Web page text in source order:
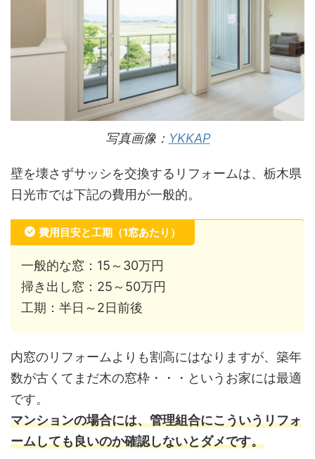
写真画像： YKKAP
壁を壊さずサッシを交換するリフォームは、栃木県
日光市では下記の費用が一般的。
費用目安と工期（1窓あたり）
一般的な窓：15～30万円
掃き出し窓：25～50万円
工期：半日～2日前後
内窓のリフォームよりも割高にはなりますが、築年
数が古くてまだ木の窓枠・・・というお家には最適
です。
マンションの場合には、管理組合にこういうリフォ
ームしても良いのか確認しないとダメです。